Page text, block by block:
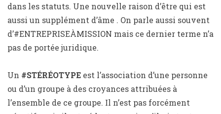
dans les statuts. Une nouvelle raison d’être qui est
aussi un supplément d’âme . On parle aussi souvent
d’#ENTREPRISEÀMISSION mais ce dernier terme n’a
pas de portée juridique.
Un #STÉRÉOTYPE est l’association d’une personne
ou d’un groupe à des croyances attribuées à
l’ensemble de ce groupe. Il n’est pas forcément